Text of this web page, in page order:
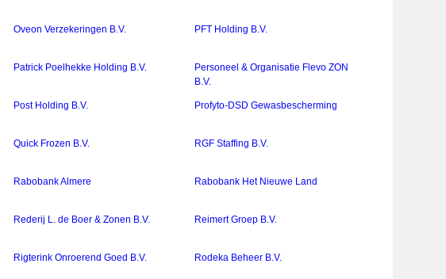
Oveon Verzekeringen B.V. PFT Holding B.V.
Patrick Poelhekke Holding B.V.
Personeel & Organisatie Flevo ZON
B.V.
Post Holding B.V. Profyto-DSD Gewasbescherming
Quick Frozen B.V. RGF Staffing B.V.
Rabobank Almere Rabobank Het Nieuwe Land
Rederij L. de Boer & Zonen B.V. Reimert Groep B.V.
Rigterink Onroerend Goed B.V. Rodeka Beheer B.V.